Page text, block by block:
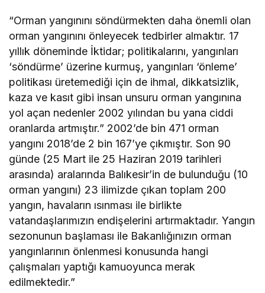
“Orman yangınını söndürmekten daha önemli olan
orman yangınını önleyecek tedbirler almaktır. 17
yıllık döneminde İktidar; politikalarını, yangınları
‘söndürme’ üzerine kurmuş, yangınları ‘önleme’
politikası üretemediği için de ihmal, dikkatsizlik,
kaza ve kasıt gibi insan unsuru orman yangınına
yol açan nedenler 2002 yılından bu yana ciddi
oranlarda artmıştır.” 2002’de bin 471 orman
yangını 2018’de 2 bin 167’ye çıkmıştır. Son 90
günde (25 Mart ile 25 Haziran 2019 tarihleri
arasında) aralarında Balıkesir’in de bulunduğu (10
orman yangını) 23 ilimizde çıkan toplam 200
yangın, havaların ısınması ile birlikte
vatandaşlarımızın endişelerini artırmaktadır. Yangın
sezonunun başlaması ile Bakanlığınızın orman
yangınlarının önlenmesi konusunda hangi
çalışmaları yaptığı kamuoyunca merak
edilmektedir.”